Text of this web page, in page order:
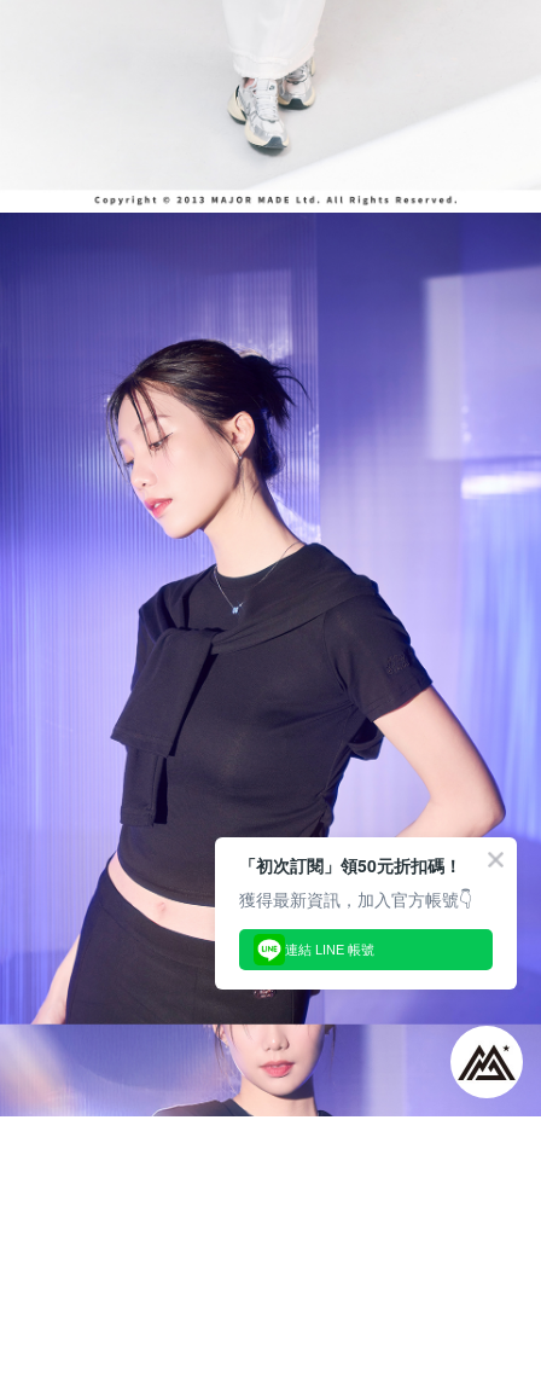
「初次訂閱」領50元折扣碼！
獲得最新資訊，加入官方帳號👇
連結 LINE 帳號